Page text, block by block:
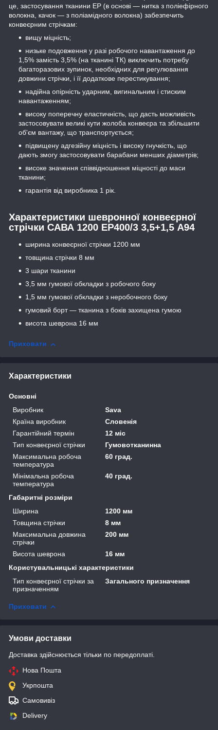
це, застосування тканини ЕР (в основі — нитка з поліефірного
волокна, качок — з поліамідного волокна) забезпечить
конвеєрним стрічкам:
вищу міцність;
низьке подовження у разі робочого навантаження до
1,5% замість 3,5% (на тканині ТК) виключить потребу
багаторазових зупинок, необхідних для регулювання
довжини стрічки, і її додаткове перестикування;
надійна опірність ударним, вигинальним і стиским
навантаженням;
високу поперечну еластичність, що дасть можливість
застосовувати великі кути жолоба конвеєра та збільшити
об'єм вантажу, що транспортується;
підвищену адгезійну міцність і високу гнучкість, що
дають змогу застосовувати барабани менших діаметрів;
високе значення співвідношення міцності до маси
тканини;
гарантія від виробника 1 рік.
Характеристики шевронної конвеєрної
стрічки САВА 1200 ЕР400/3 3,5+1,5 А94
ширина конвеєрної стрічки 1200 мм
товщина стрічки 8 мм
3 шари тканини
3,5 мм гумової обкладки з робочого боку
1,5 мм гумової обкладки з неробочного боку
гумовий борт — тканина з боків захищена гумою
висота шеврона 16 мм
Приховати
Характеристики
Основні
Виробник
Sava
Країна виробник
Словенія
Гарантійний термін
12 міс
Тип конвеєрної стрічки
Гумовотканинна
Максимальна робоча
температура
60 град.
Мінімальна робоча
температура
40 град.
Габаритні розміри
Ширина
1200 мм
Товщина стрічки
8 мм
Максимальна довжина
стрічки
200 мм
Висота шеврона
16 мм
Користувальницькі характеристики
Тип конвеєрної стрічки за
призначенням
Загального призначення
Приховати
Умови доставки
Доставка здійснюється тільки по передоплаті.
Нова Пошта
Укрпошта
Самовивіз
Delivery